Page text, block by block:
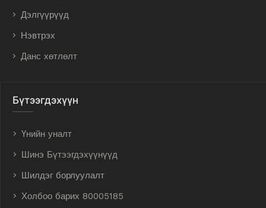
Дэлгүүрүүд
Нэвтрэх
Данс хөтлөлт
Бүтээгдэхүүн
Үнийн уналт
Шинэ Бүтээгдэхүүнүүд
Шилдэг борлуулалт
Холбоо барих 80005185